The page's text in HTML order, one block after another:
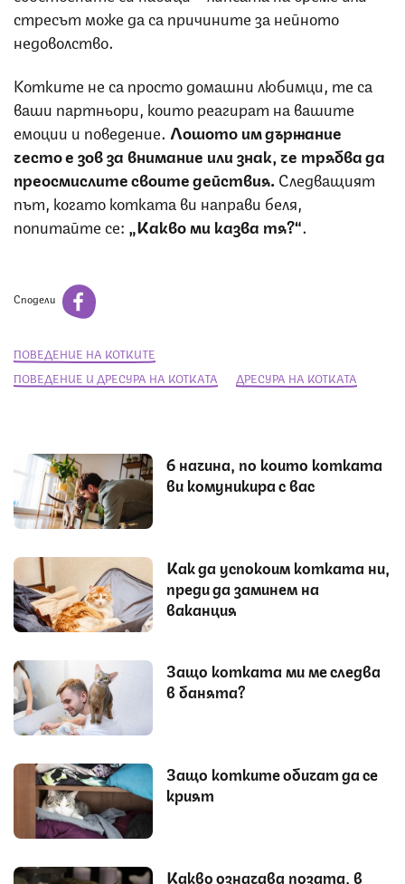
стресът може да са причините за нейното
недоволство.
Котките не са просто домашни любимци, те са
ваши партньори, които реагират на вашите
емоции и поведение. Лошото им държание
често е зов за внимание или знак, че трябва да
преосмислите своите действия. Следващият
път, когато котката ви направи беля,
попитайте се: „Какво ми казва тя?“.
Сподели
ПОВЕДЕНИЕ НА КОТКИТЕ
ПОВЕДЕНИЕ И ДРЕСУРА НА КОТКАТА
ДРЕСУРА НА КОТКАТА
6 начина, по които котката
ви комуникира с вас
Как да успокоим котката ни,
преди да заминем на
ваканция
Защо котката ми ме следва
в банята?
Защо котките обичат да се
крият
Какво означава позата, в